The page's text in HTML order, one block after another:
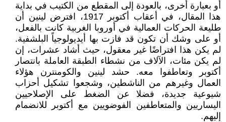
أو بعبارة أخرى، بالعودة إلى المقطع من الكتيب في بداية
هذا المقال، في أعقاب أكتوبر 1917، افترض لينين أن
طليعة الحركات العمالية في أوروبا الغربية كانت بالفعل،
أو على وشك أن تكون قد فازت بها أيديولوجياً البلشفية.
لم يكن هذا افتراضًا غير معقول، حيث أشاد عشرات، إن
لم يكن مئات، الآلاف من نشطاء الطبقة العاملة بانتصار
أكتوبر وتعاطفوا معه. حشد لينين والكومنترن هؤلاء
العمال وغيرهم من الناشطين، وشجعوا تشكيل أحزاب
شيوعية جديدة، فضلا عن الضغط على الإصلاحيين
اليساريين والمتعاطفين الفوضويين مع أكتوبر للانضمام
إليهم.